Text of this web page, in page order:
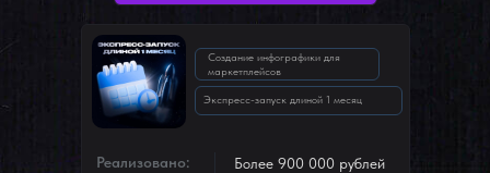
Более 900 000 рублей
Реализовано:
Создание инфографики для
маркетплейсов
Экспресс-запуск длиной 1 месяц